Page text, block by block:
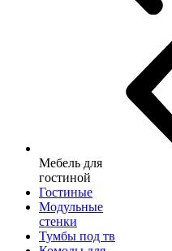
Мебель для
гостиной
Гостиные
Модульные
стенки
Тумбы под тв